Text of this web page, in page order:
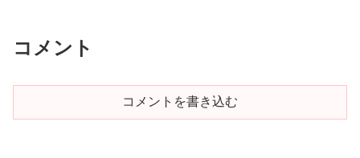
コメント
コメントを書き込む